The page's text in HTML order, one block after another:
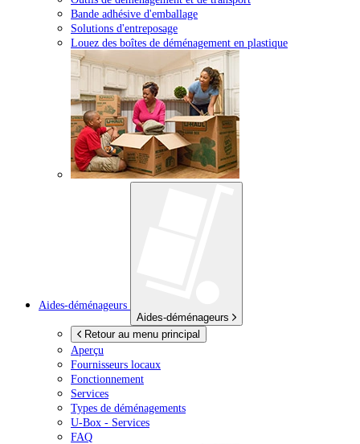
Bande adhésive d'emballage
Solutions d'entreposage
Louez des boîtes de déménagement en plastique
Aides-déménageurs
Aides-déménageurs
Retour au menu principal
Aperçu
Fournisseurs locaux
Fonctionnement
Services
Types de déménagements
U-Box - Services
FAQ